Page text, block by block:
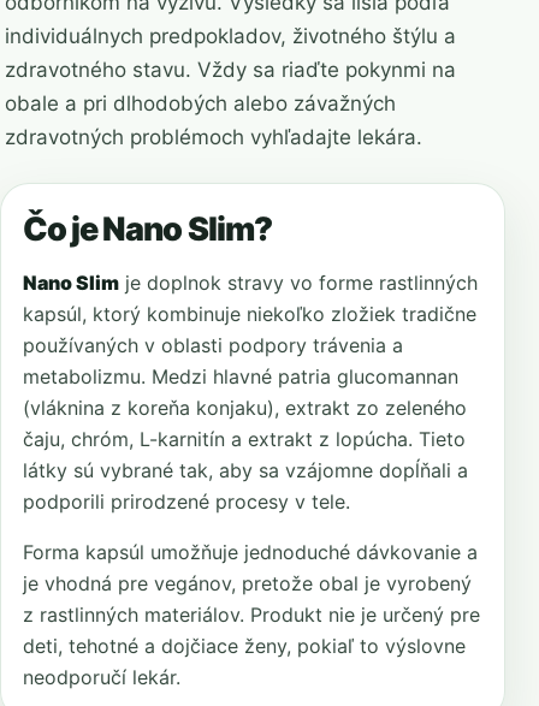
individuálnych predpokladov, životného štýlu a
zdravotného stavu. Vždy sa riaďte pokynmi na
obale a pri dlhodobých alebo závažných
zdravotných problémoch vyhľadajte lekára.
Čo je Nano Slim?
Nano Slim je doplnok stravy vo forme rastlinných
kapsúl, ktorý kombinuje niekoľko zložiek tradične
používaných v oblasti podpory trávenia a
metabolizmu. Medzi hlavné patria glucomannan
(vláknina z koreňa konjaku), extrakt zo zeleného
čaju, chróm, L-karnitín a extrakt z lopúcha. Tieto
látky sú vybrané tak, aby sa vzájomne dopĺňali a
podporili prirodzené procesy v tele.
Forma kapsúl umožňuje jednoduché dávkovanie a
je vhodná pre vegánov, pretože obal je vyrobený
z rastlinných materiálov. Produkt nie je určený pre
deti, tehotné a dojčiace ženy, pokiaľ to výslovne
neodporučí lekár.